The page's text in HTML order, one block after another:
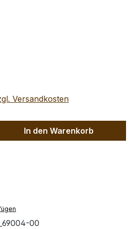
Versandkosten
Gib den
In den Warenkorb
00